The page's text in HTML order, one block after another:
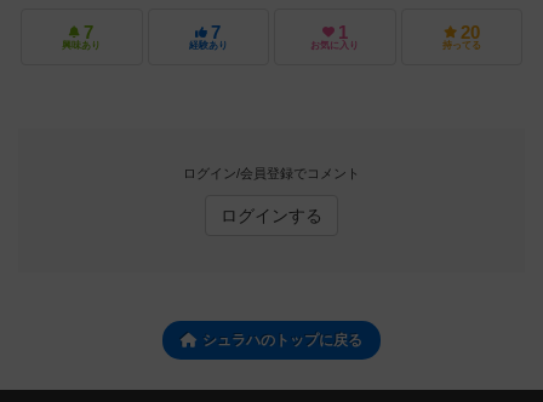
7
興味あり
7
経験あり
1
お気に入り
20
持ってる
ログイン/会員登録でコメント
ログインする
シュラハのトップに戻る